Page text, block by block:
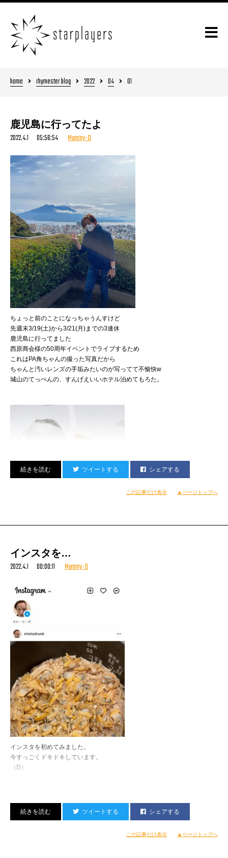
home rhymester blog 2022 04 01
鹿児島に行ってたよ
2022.4.1 05:56:54 Mummy-D
ちょっと前のことになっちゃうんすけど
先週末3/19(土)から3/21(月)までの3連休
鹿児島に行ってました
西原商会様の50周年イベントでライブするため
これはPA角ちゃんの撮った写真だから
ちゃんと汚いレンズの手垢みたいのが写ってて不愉快w
城山のてっぺんの、すんげえいいホテル泊めてもろた。
初日の 宴、w/Crazy Ken Band、再び。
おいちい前菜の皆さん。テリーヌとかキッシュ的な
なんてお呼びして良いかわからぬ小品たちなのだが
とにかくムッチャクチャおいちいのだけは
庶民にもわかるのであった。
ほぼほぼ満漢全席の世界
ツイートする シェアする
この記事だけ表示 ▲ページトップへ
インスタを…
2022.4.1 00:00:11 Mummy-D
インスタを初めてみました。
今すっごくドキドキしています。
（D）
ツイートする シェアする
この記事だけ表示 ▲ページトップへ